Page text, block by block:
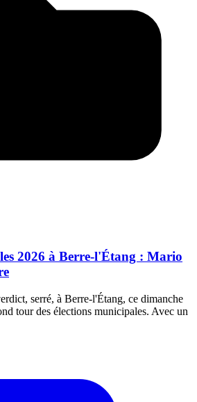
2026 à Berre-l'Étang : Mario
serré, à Berre-l'Étang, ce dimanche
tour des élections municipales. Avec un